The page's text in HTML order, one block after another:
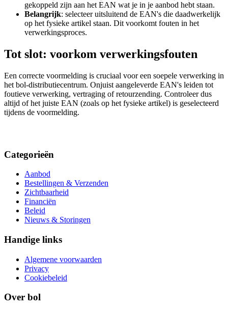
gekoppeld zijn aan het EAN wat je in je aanbod hebt staan.
Belangrijk: selecteer uitsluitend de EAN's die daadwerkelijk
op het fysieke artikel staan. Dit voorkomt fouten in het
verwerkingsproces.
Tot slot: voorkom verwerkingsfouten
Een correcte voormelding is cruciaal voor een soepele verwerking in
het bol-distributiecentrum. Onjuist aangeleverde EAN's leiden tot
foutieve verwerking, vertraging of retourzending. Controleer dus
altijd of het juiste EAN (zoals op het fysieke artikel) is geselecteerd
tijdens de voormelding.
Categorieën
Aanbod
Bestellingen & Verzenden
Zichtbaarheid
Financiën
Beleid
Nieuws & Storingen
Handige links
Algemene voorwaarden
Privacy
Cookiebeleid
Over bol